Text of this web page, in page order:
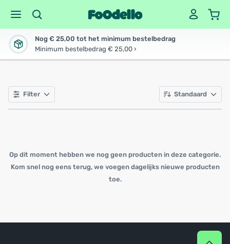
Nog € 25,00 tot het minimum bestelbedrag
Minimum bestelbedrag € 25,00 ›
Filter Standaard
Op dit moment hebben we nog geen producten in deze categorie.
Kom snel nog eens terug, we voegen dagelijks nieuwe producten
toe.